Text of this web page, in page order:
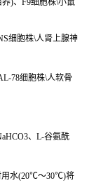
)、F9细胞株\小鼠
细胞株\人肾上腺神
78细胞株\人软骨
、L-谷氨酰
用水(20℃～30℃)将